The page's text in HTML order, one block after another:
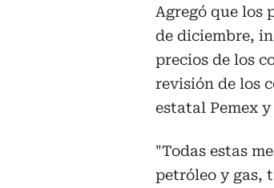
Agregó que los
de diciembre,
precios de los
revisión de los
estatal Pemex
"Todas estas
petróleo y gas,